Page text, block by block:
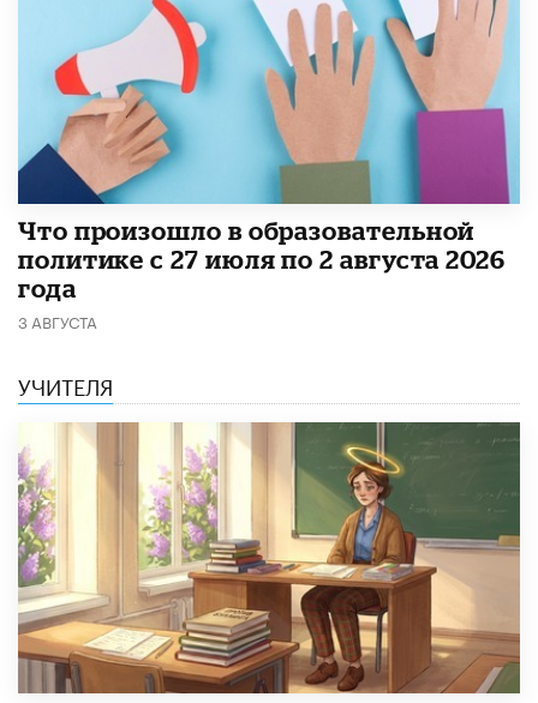
​Что произошло в образовательной
политике с 27 июля по 2 августа 2026
года
3 АВГУСТА
УЧИТЕЛЯ